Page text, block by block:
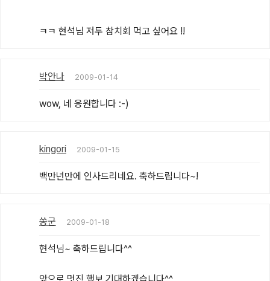
ㅋㅋ 현석님 저두 참치회 먹고 싶어요 !!
박안나 2009-01-14
wow, 네 응원합니다 :-)
kingori 2009-01-15
백만년만에 인사드리네요. 축하드립니다~!
쏭군 2009-01-18
현석님~ 축하드립니다^^